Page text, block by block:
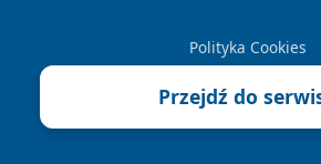
21 sierpnia 2026, 16:00
XX Kaliski Streetball
Polityka Cookies
Przejdź do